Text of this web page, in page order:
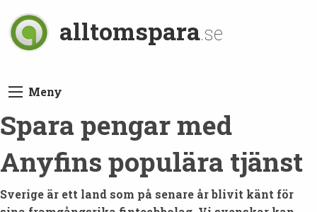
alltomspara.se
Meny
Spara pengar med
Anyfins populära tjänst
Sverige är ett land som på senare år blivit känt för